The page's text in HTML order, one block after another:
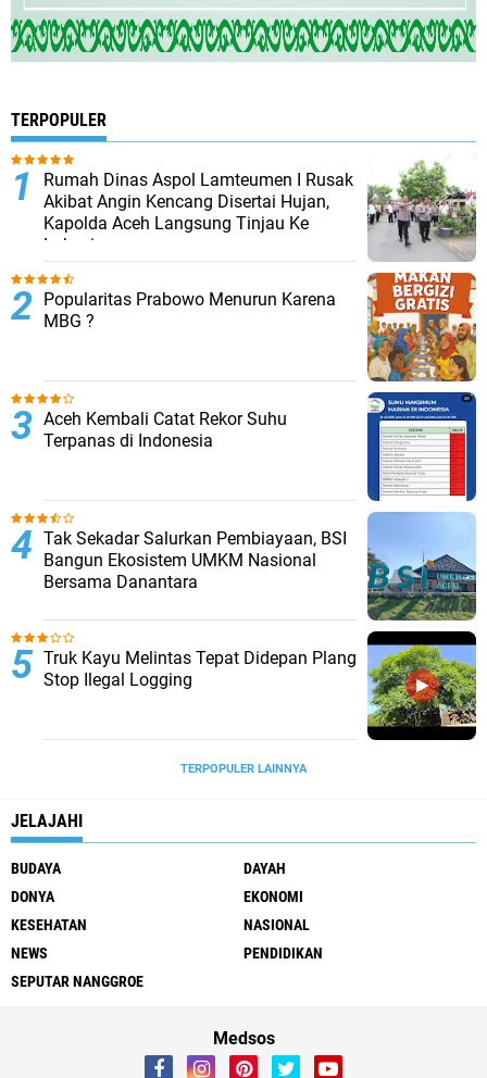
TERPOPULER
Rumah Dinas Aspol Lamteumen I Rusak
Akibat Angin Kencang Disertai Hujan,
Kapolda Aceh Langsung Tinjau Ke
Lokasi
Popularitas Prabowo Menurun Karena
MBG ?
Aceh Kembali Catat Rekor Suhu
Terpanas di Indonesia
Tak Sekadar Salurkan Pembiayaan, BSI
Bangun Ekosistem UMKM Nasional
Bersama Danantara
Truk Kayu Melintas Tepat Didepan Plang
Stop Ilegal Logging
TERPOPULER LAINNYA
JELAJAHI
BUDAYA
DAYAH
DONYA
EKONOMI
KESEHATAN
NASIONAL
NEWS
PENDIDIKAN
SEPUTAR NANGGROE
Medsos